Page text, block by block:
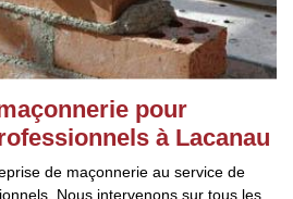
pour
à Lacanau
de maçonnerie au service de
Nous intervenons sur tous les